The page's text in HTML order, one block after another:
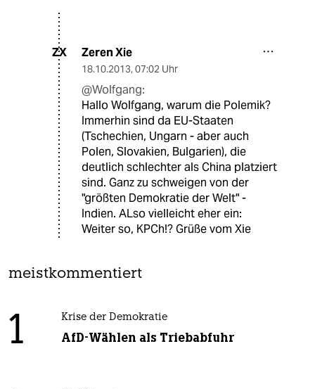
ZX Zeren Xie
18.10.2013, 07:02 Uhr
@Wolfgang:
Hallo Wolfgang, warum die Polemik?
Immerhin sind da EU-Staaten
(Tschechien, Ungarn - aber auch
Polen, Slovakien, Bulgarien), die
deutlich schlechter als China platziert
sind. Ganz zu schweigen von der
"größten Demokratie der Welt" -
Indien. ALso vielleicht eher ein:
Weiter so, KPCh!? Grüße vom Xie
meistkommentiert
1 Krise der Demokratie
AfD-Wählen als Triebabfuhr